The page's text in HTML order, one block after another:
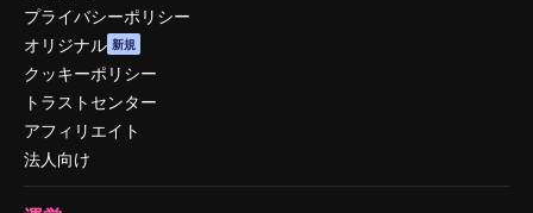
プライバシーポリシー
オリジナル 新規
クッキーポリシー
トラストセンター
アフィリエイト
法人向け